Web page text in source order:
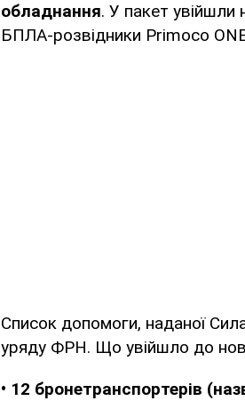
обладнання. У пакет увійшли
БПЛА-розвідники Primoco
Список допомоги, наданої
уряду ФРН. Що увійшло до
• 12 бронетранспортерів